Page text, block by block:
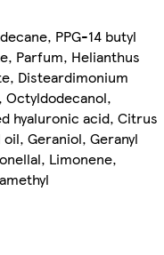
PPG-14 butyl
Parfum, Helianthus
Disteardimonium
hyaluronic acid, Citrus
Geraniol, Geranyl
Limonene,